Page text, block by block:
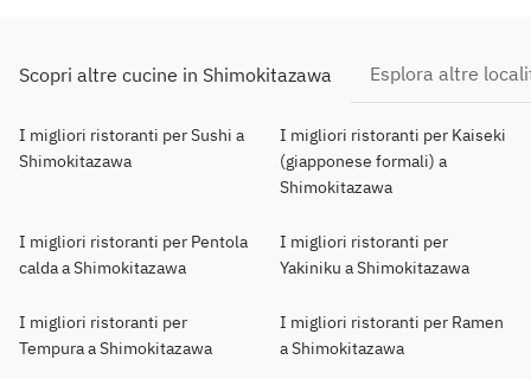
Scopri altre cucine in Shimokitazawa Esplora altre
I migliori ristoranti per Sushi a
Shimokitazawa
I migliori ristoranti per Kaiseki
(giapponese formali) a
Shimokitazawa
I migliori ristoranti per Pentola
calda a Shimokitazawa
I migliori ristoranti per
Yakiniku a Shimokitazawa
I migliori ristoranti per
Tempura a Shimokitazawa
I migliori ristoranti per Ramen
a Shimokitazawa